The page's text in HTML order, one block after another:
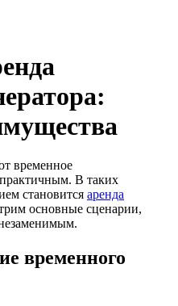
временное
В таких
становится аренда
основные сценарии,
временного